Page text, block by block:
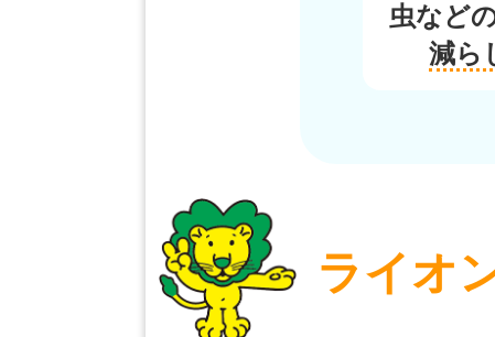
虫など
減ら
ライオ